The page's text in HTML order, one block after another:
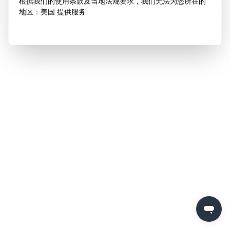
地区：美国 提供服务